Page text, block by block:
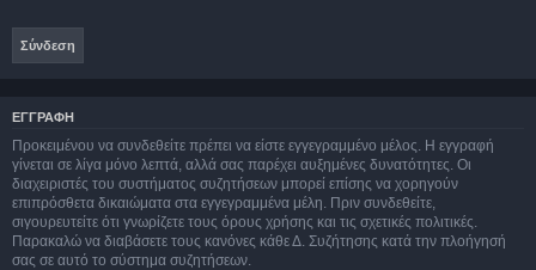
ΕΓΓΡΑΦΉ
Προκειμένου να συνδεθείτε πρέπει να είστε εγγεγραμμένο μέλος. Η εγγραφή
γίνεται σε λίγα μόνο λεπτά, αλλά σας παρέχει αυξημένες δυνατότητες. Οι
διαχειριστές του συστήματος συζητήσεων μπορεί επίσης να χορηγούν
επιπρόσθετα δικαιώματα στα εγγεγραμμένα μέλη. Πριν συνδεθείτε,
σιγουρευτείτε ότι γνωρίζετε τους όρους χρήσης και τις σχετικές πολιτικές.
Παρακαλώ να διαβάσετε τους κανόνες κάθε Δ. Συζήτησης κατά την πλοήγησή
σας σε αυτό το σύστημα συζητήσεων.